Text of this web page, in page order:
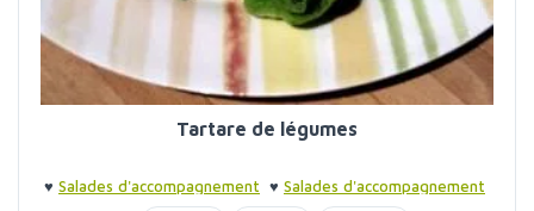
Tartare de légumes
♥ Salades d'accompagnement ♥ Salades d'accompagnement